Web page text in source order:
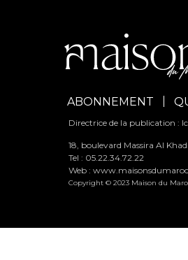
ABONNEMENT
Directrice de la publication :
18, boulevard Massira Al
Tel : 05.22.34.72.22
Web :
Copyright © 2023 Maison du